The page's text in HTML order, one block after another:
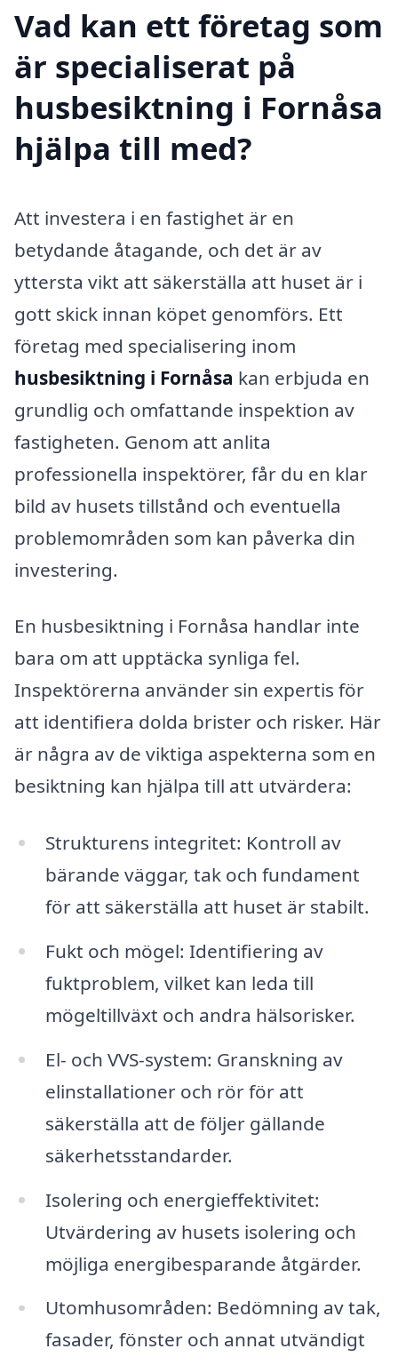
Vad kan ett företag som
är specialiserat på
husbesiktning i Fornåsa
hjälpa till med?
Att investera i en fastighet är en
betydande åtagande, och det är av
yttersta vikt att säkerställa att huset är i
gott skick innan köpet genomförs. Ett
företag med specialisering inom
husbesiktning i Fornåsa kan erbjuda en
grundlig och omfattande inspektion av
fastigheten. Genom att anlita
professionella inspektörer, får du en klar
bild av husets tillstånd och eventuella
problemområden som kan påverka din
investering.
En husbesiktning i Fornåsa handlar inte
bara om att upptäcka synliga fel.
Inspektörerna använder sin expertis för
att identifiera dolda brister och risker. Här
är några av de viktiga aspekterna som en
besiktning kan hjälpa till att utvärdera:
Strukturens integritet: Kontroll av
bärande väggar, tak och fundament
för att säkerställa att huset är stabilt.
Fukt och mögel: Identifiering av
fuktproblem, vilket kan leda till
mögeltillväxt och andra hälsorisker.
El- och VVS-system: Granskning av
elinstallationer och rör för att
säkerställa att de följer gällande
säkerhetsstandarder.
Isolering och energieffektivitet:
Utvärdering av husets isolering och
möjliga energibesparande åtgärder.
Utomhusområden: Bedömning av tak,
fasader, fönster och annat utvändigt